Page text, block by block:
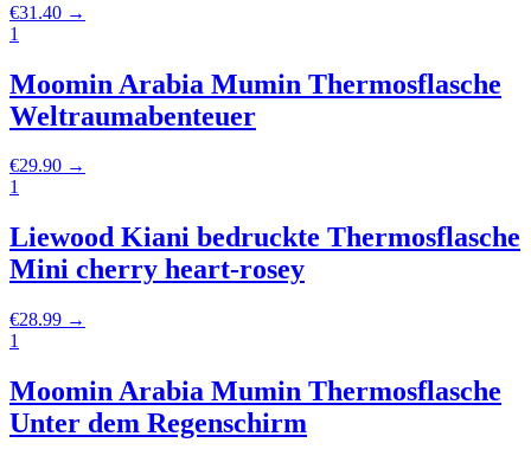
€31.40 →
1
Moomin Arabia Mumin Thermosflasche
Weltraumabenteuer
€29.90 →
1
Liewood Kiani bedruckte Thermosflasche
Mini cherry heart-rosey
€28.99 →
1
Moomin Arabia Mumin Thermosflasche
Unter dem Regenschirm